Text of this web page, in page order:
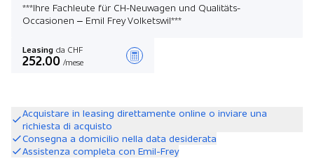
***Ihre Fachleute für CH-Neuwagen und Qualitäts-
Occasionen – Emil Frey Volketswil***
Leasing da CHF
252.00 /mese
Acquistare in leasing direttamente online o inviare una
richiesta di acquisto
Consegna a domicilio nella data desiderata
Assistenza completa con Emil-Frey